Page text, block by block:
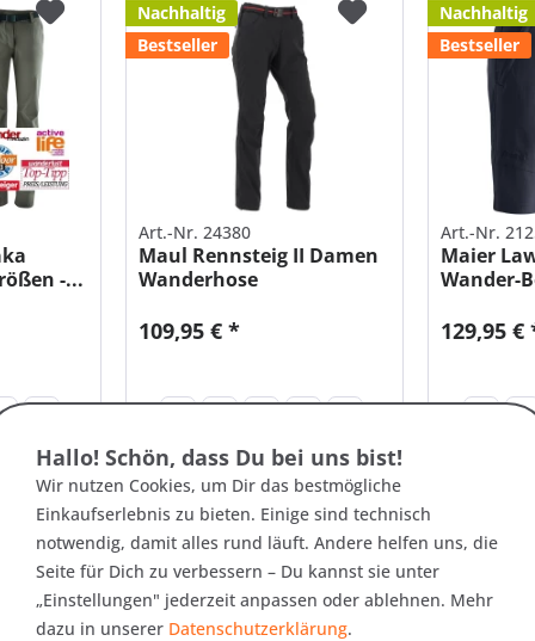
-...
+3
Nachhaltig
Bestseller
Art.-Nr. 24380
Maul Rennsteig II Damen
Wanderhose
109,95 € *
Nachhaltig
Bestseller
Art.-Nr.
Maier
Wander-
129,95 €
26
Nachhaltig
SALE
Hallo! Schön, dass Du bei uns bist!
Wir nutzen Cookies, um Dir das bestmögliche
Einkaufserlebnis zu bieten. Einige sind technisch
notwendig, damit alles rund läuft. Andere helfen uns, die
Seite für Dich zu verbessern – Du kannst sie unter
„Einstellungen" jederzeit anpassen oder ablehnen. Mehr
dazu in unserer Datenschutzerklärung.